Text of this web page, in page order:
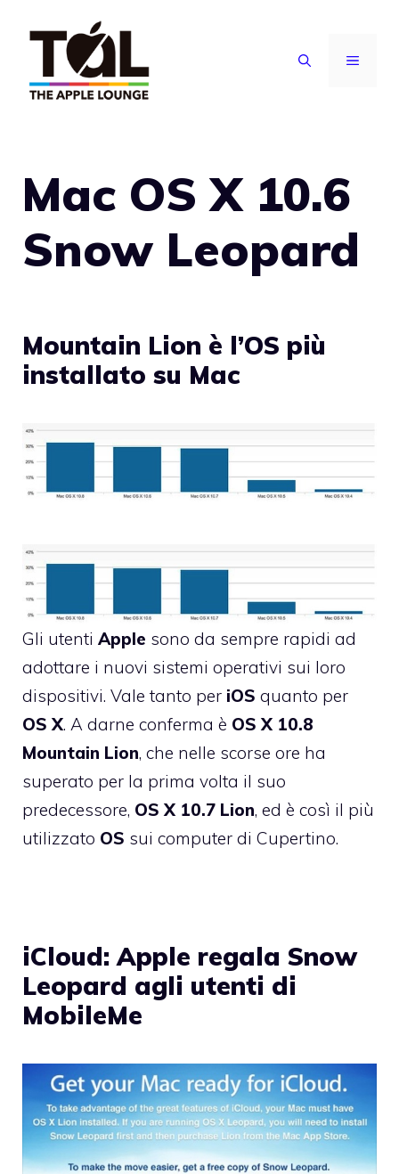
contenuto
MENU
Mac OS X 10.6
Snow Leopard
Mountain Lion è l’OS più
installato su Mac
Gli utenti Apple sono da sempre rapidi ad
adottare i nuovi sistemi operativi sui loro
dispositivi. Vale tanto per iOS quanto per
OS X. A darne conferma è OS X 10.8
Mountain Lion, che nelle scorse ore ha
superato per la prima volta il suo
predecessore, OS X 10.7 Lion, ed è così il più
utilizzato OS sui computer di Cupertino.
iCloud: Apple regala Snow
Leopard agli utenti di
MobileMe